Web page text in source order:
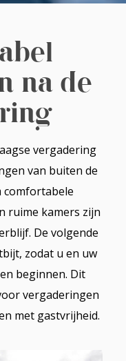
na de
vergadering
van buiten de
comfortabele
ruime kamers zijn
De volgende
zodat u en uw
beginnen. Dit
vergaderingen
met gastvrijheid.